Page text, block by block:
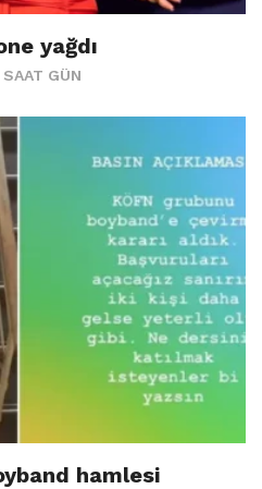
yağdı
SAAT GÜN
hamlesi